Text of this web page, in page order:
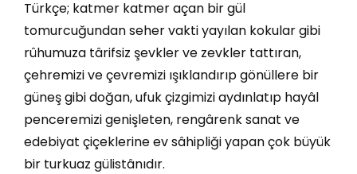
Türkçe; katmer katmer açan bir gül
tomurcuğundan seher vakti yayılan kokular gibi
rûhumuza târifsiz şevkler ve zevkler tattıran,
çehremizi ve çevremizi ışıklandırıp gönüllere bir
güneş gibi doğan, ufuk çizgimizi aydınlatıp hayâl
penceremizi genişleten, rengârenk sanat ve
edebiyat çiçeklerine ev sâhipliği yapan çok büyük
bir turkuaz gülistânıdır.